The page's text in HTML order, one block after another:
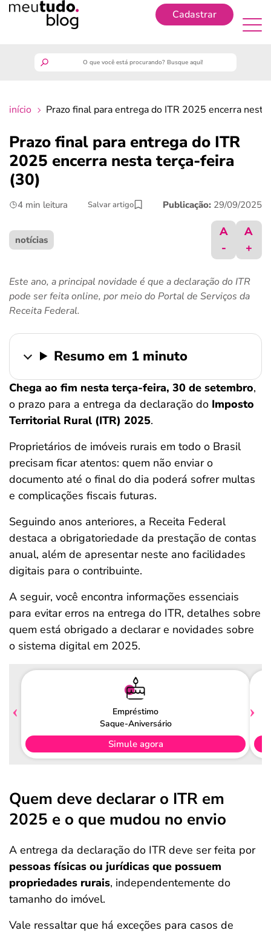
Cadastrar
finanças
benefícios
últimas notícias
ferramentas
início Prazo final para entrega do ITR 2025 encerra
Prazo final para entrega do ITR
2025 encerra nesta terça-feira
(30)
4 min leitura Salvar artigo Publicação: 29/09/2025
notícias
A
-
A
+
Este ano, a principal novidade é que a declaração do ITR
pode ser feita online, por meio do Portal de Serviços da
Receita Federal.
Resumo em 1 minuto
Chega ao fim nesta terça-feira, 30 de setembro,
o prazo para a entrega da declaração do Imposto
Territorial Rural (ITR) 2025.
Proprietários de imóveis rurais em todo o Brasil
precisam ficar atentos: quem não enviar o
documento até o final do dia poderá sofrer multas
e complicações fiscais futuras.
Seguindo anos anteriores, a Receita Federal
destaca a obrigatoriedade da prestação de contas
anual, além de apresentar neste ano facilidades
digitais para o contribuinte.
A seguir, você encontra informações essenciais
para evitar erros na entrega do ITR, detalhes sobre
quem está obrigado a declarar e novidades sobre
o sistema digital em 2025.
Empréstimo
Saque-Aniversário
Simule agora
Quem deve declarar o ITR em
2025 e o que mudou no envio
A entrega da declaração do ITR deve ser feita por
pessoas físicas ou jurídicas que possuem
propriedades rurais, independentemente do
tamanho do imóvel.
Vale ressaltar que há exceções para casos de